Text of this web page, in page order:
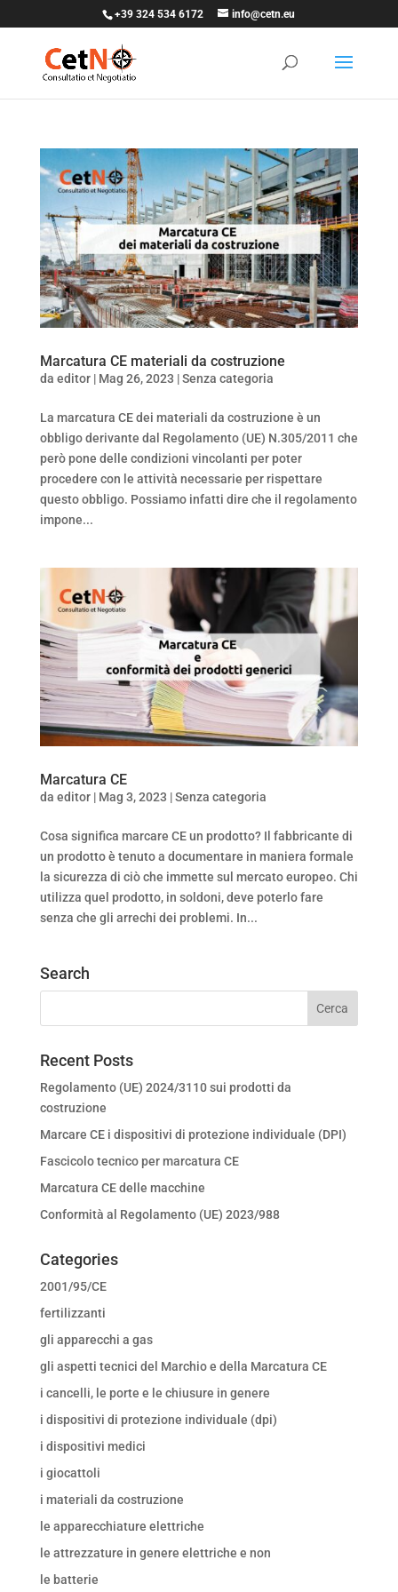
+39 324 534 6172 info@cetn.eu
Marcatura CE materiali da costruzione
da editor| Mag 26, 2023 |Senza categoria
La marcatura CE dei materiali da costruzione è un
obbligo derivante dal Regolamento (UE) N.305/2011 che
però pone delle condizioni vincolanti per poter
procedere con le attività necessarie per rispettare
questo obbligo. Possiamo infatti dire che il regolamento
impone...
Marcatura CE
da editor| Mag 3, 2023 |Senza categoria
Cosa significa marcare CE un prodotto? Il fabbricante di
un prodotto è tenuto a documentare in maniera formale
la sicurezza di ciò che immette sul mercato europeo. Chi
utilizza quel prodotto, in soldoni, deve poterlo fare
senza che gli arrechi dei problemi. In...
Search
Recent Posts
Regolamento (UE) 2024/3110 sui prodotti da
costruzione
Marcare CE i dispositivi di protezione individuale (DPI)
Fascicolo tecnico per marcatura CE
Marcatura CE delle macchine
Conformità al Regolamento (UE) 2023/988
Categories
2001/95/CE
fertilizzanti
gli apparecchi a gas
gli aspetti tecnici del Marchio e della Marcatura CE
i cancelli, le porte e le chiusure in genere
i dispositivi di protezione individuale (dpi)
i dispositivi medici
i giocattoli
i materiali da costruzione
le apparecchiature elettriche
le attrezzature in genere elettriche e non
le batterie